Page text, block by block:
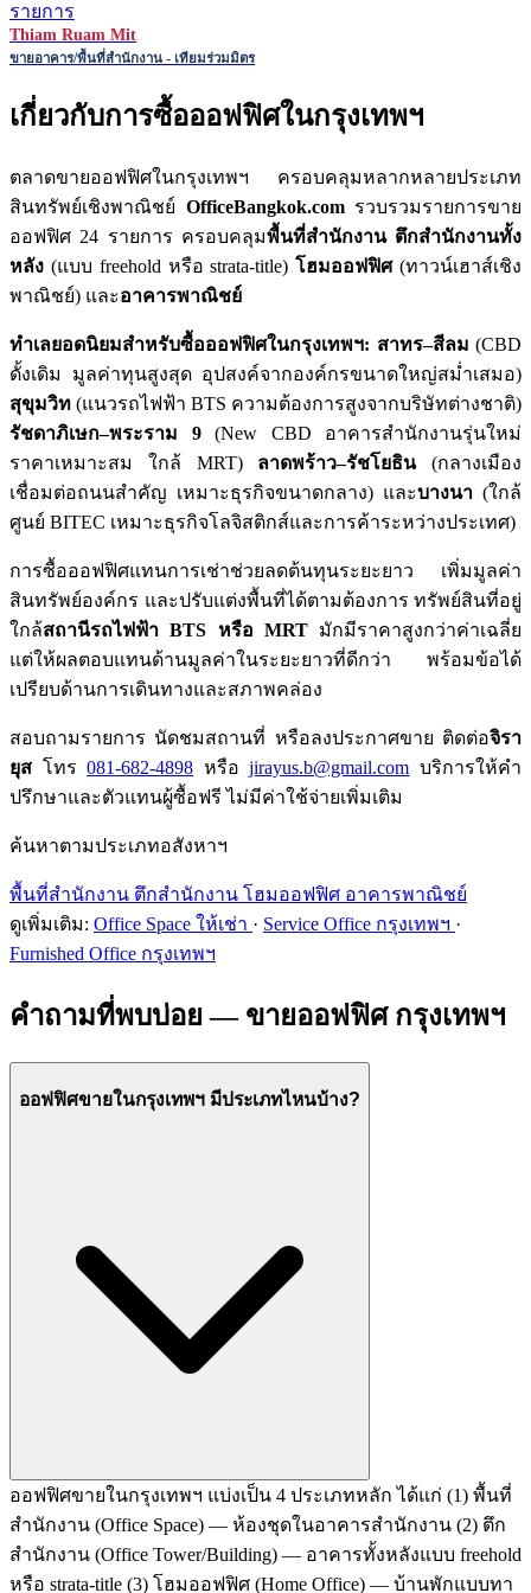
รายการ
Thiam Ruam Mit
ขายอาคาร/พื้นที่สำนักงาน - เทียมร่วมมิตร
เกี่ยวกับการซื้อออฟฟิศในกรุงเทพฯ
ตลาดขายออฟฟิศในกรุงเทพฯ ครอบคลุมหลากหลายประเภท
สินทรัพย์เชิงพาณิชย์ OfficeBangkok.comรวบรวมรายการขาย
ออฟฟิศ 24 รายการ ครอบคลุมพื้นที่สำนักงาน ตึกสำนักงานทั้ง
หลัง (แบบ freehold หรือ strata-title)โฮมออฟฟิศ(ทาวน์เฮาส์เชิง
พาณิชย์) และอาคารพาณิชย์
ทำเลยอดนิยมสำหรับซื้อออฟฟิศในกรุงเทพฯ: สาทร–สีลม (CBD
ดั้งเดิม มูลค่าทุนสูงสุด อุปสงค์จากองค์กรขนาดใหญ่สม่ำเสมอ)
สุขุมวิท (แนวรถไฟฟ้า BTS ความต้องการสูงจากบริษัทต่างชาติ)
รัชดาภิเษก–พระราม 9(New CBD อาคารสำนักงานรุ่นใหม่
ราคาเหมาะสม ใกล้ MRT) ลาดพร้าว–รัชโยธิน(กลางเมือง
เชื่อมต่อถนนสำคัญ เหมาะธุรกิจขนาดกลาง) และบางนา (ใกล้
ศูนย์ BITEC เหมาะธุรกิจโลจิสติกส์และการค้าระหว่างประเทศ)
การซื้อออฟฟิศแทนการเช่าช่วยลดต้นทุนระยะยาว เพิ่มมูลค่า
สินทรัพย์องค์กร และปรับแต่งพื้นที่ได้ตามต้องการ ทรัพย์สินที่อยู่
ใกล้สถานีรถไฟฟ้า BTS หรือ MRTมักมีราคาสูงกว่าค่าเฉลี่ย
แต่ให้ผลตอบแทนด้านมูลค่าในระยะยาวที่ดีกว่า พร้อมข้อได้
เปรียบด้านการเดินทางและสภาพคล่อง
สอบถามรายการ นัดชมสถานที่ หรือลงประกาศขาย ติดต่อจิรา
ยุส โทร081-682-4898 หรือjirayus.b@gmail.com บริการให้คำ
ปรึกษาและตัวแทนผู้ซื้อฟรี ไม่มีค่าใช้จ่ายเพิ่มเติม
ค้นหาตามประเภทอสังหาฯ
พื้นที่สำนักงาน ตึกสำนักงาน โฮมออฟฟิศ อาคารพาณิชย์
ดูเพิ่มเติม: Office Space ให้เช่า · Service Office กรุงเทพฯ ·
Furnished Office กรุงเทพฯ
คำถามที่พบบ่อย — ขายออฟฟิศ กรุงเทพฯ
ออฟฟิศขายในกรุงเทพฯ มีประเภทไหนบ้าง?
ออฟฟิศขายในกรุงเทพฯ แบ่งเป็น 4 ประเภทหลัก ได้แก่ (1) พื้นที่
สำนักงาน (Office Space) — ห้องชุดในอาคารสำนักงาน (2) ตึก
สำนักงาน (Office Tower/Building) — อาคารทั้งหลังแบบ freehold
หรือ strata-title (3) โฮมออฟฟิศ (Home Office) — บ้านพักแบบทา